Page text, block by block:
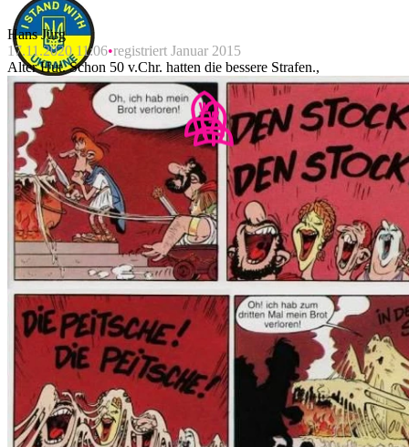
Hans Jürg
17.11.2020 11:06 registriert Januar 2015
Alter Hut. Schon 50 v.Chr. hatten die bessere Strafen.,